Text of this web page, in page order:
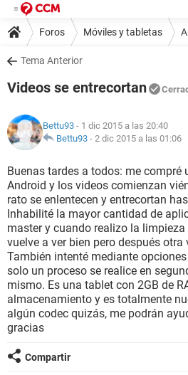
Foros Móviles y tabletas
Tema Anterior
Videos se entrecortan
Bettu93 - 1 dic 2015 a las 20:40
Bettu93 - 2 dic 2015 a las 01:06
Buenas tardes a todos: me compré
Android y los videos comienzan
rato se enlentecen y entrecortan
Inhabilité la mayor cantidad de
master y cuando realizo la
vuelve a ver bien pero después
También intenté mediante
solo un proceso se realice en
mismo. Es una tablet con 2GB de
almacenamiento y es totalmente
algún codec quizás, me podrán
gracias
Compartir